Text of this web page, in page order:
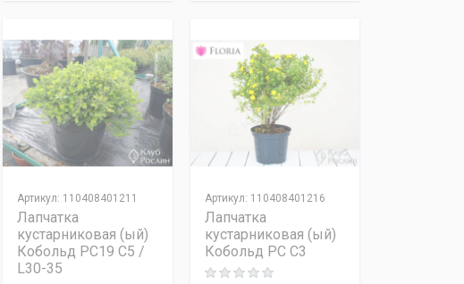
Артикул: 110408401211
Лапчатка
кустарниковая (ый)
Кобольд PC19 C5 /
L30-35
Артикул: 110408401216
Лапчатка
кустарниковая (ый)
Кобольд PC C3
Rating: 0 out of 5